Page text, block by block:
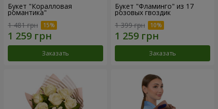
Букет "Коралловая
романтика"
1 481 грн
Заказать
Букет "Фламинго" из 17
розовых гвоздик
1 399 грн
Заказать